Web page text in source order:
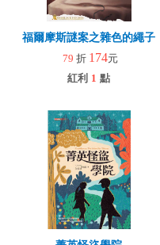
福爾摩斯謎案之雜色的繩子
79 折 174元
紅利 1 點